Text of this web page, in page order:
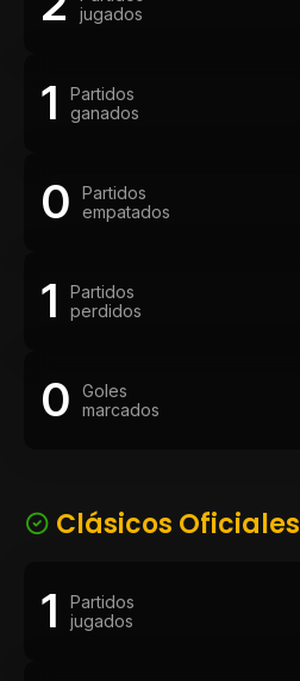
jugados
1
Partidos
ganados
0
Partidos
empatados
1
Partidos
perdidos
0
Goles
marcados
Clásicos Oficiales
1
Partidos
jugados